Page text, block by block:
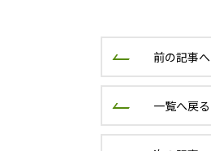
前の記事へ
一覧へ戻る